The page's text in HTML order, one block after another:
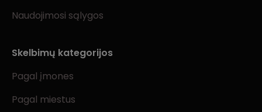
Naudojimosi sąlygos
Skelbimų kategorijos
Pagal įmones
Pagal miestus